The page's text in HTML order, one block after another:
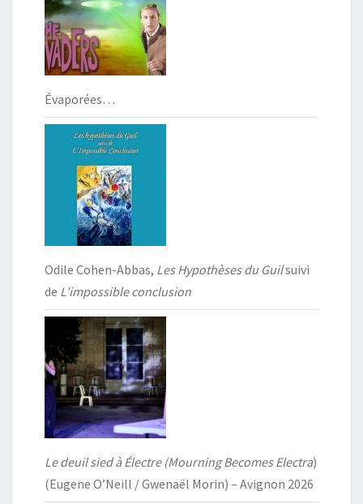
Évaporées…
Odile Cohen-Abbas, Les Hypothèses du Guilsuivi
de L’impossible conclusion
Le deuil sied à Électre (Mourning Becomes Electra)
(Eugene O’Neill / Gwenaël Morin) – Avignon 2026